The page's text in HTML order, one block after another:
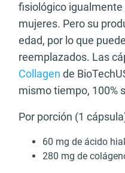
fisiológico
mujeres. Pero su
edad, por lo que
reemplazados. Las
Collagen de
mismo tiempo, 100%
Por porción (1
60 mg de ácido
280 mg de